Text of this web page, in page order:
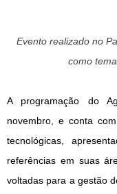
Evento realizado no
como
A programação do
novembro, e conta
tecnológicas,
referências em suas
voltadas para a gestão